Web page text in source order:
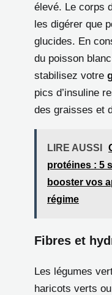
élevé. Le corps
les digérer que
glucides. En
du poisson
stabilisez votre
pics d’insuline
des graisses et
LIRE AUSSI
protéines : 5
booster vos
régime
Fibres et
Les légumes
haricots verts